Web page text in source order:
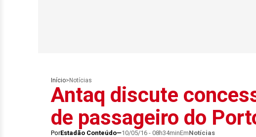
Início> Notícias
Antaq discute
de passageiro do
PorEstadão Conteúdo 10/05/16 - 08h34minEmNotícias